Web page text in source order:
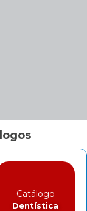
Catálogo
Dentística